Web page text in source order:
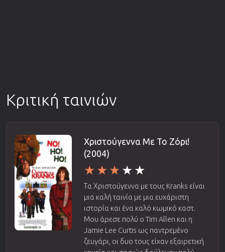
Κριτική ταινιών
Χριστούγεννα Με Το Ζόρι!
(2004)
Τα Χριστούγεννα με τους Kranks είναι
μια καλή ταινία με μια ευχάριστη
ιστορία και ένα καλό κωμικό καστ.
Μου άρεσε πολύ ο Tim Allen και η
Jamie Lee Curtis ως παντρεμένο
ζευγάρι, οι δυο τους είχαν εξαιρετική